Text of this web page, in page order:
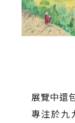
展覽中還
專注於九